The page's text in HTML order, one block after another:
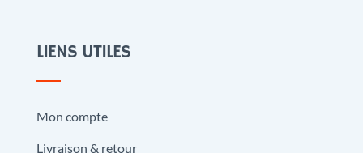
LIENS UTILES
Mon compte
Livraison & retour